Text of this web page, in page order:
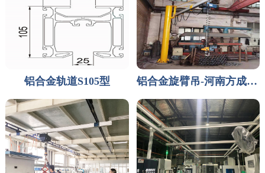
铝合金轨道S105型 铝合金旋臂吊-河南方成自动化设备有限公司